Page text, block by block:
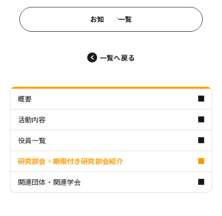
お知らせ一覧
一覧へ戻る
概要
活動内容
役員一覧
研究部会・期限付き研究部会紹介
関連団体・関連学会